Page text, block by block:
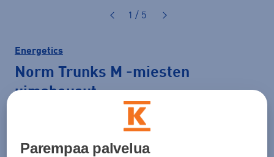
1 / 5
Energetics
Norm Trunks M -miesten
uimahousut
Väri Tummansininen
Parempaa palvelua